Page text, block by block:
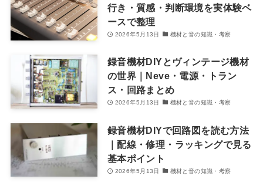
行き・質感・判断環境を実体験ベ
ースで整理
2026年5月13日 機材と音の知識・考察
録音機材DIYとヴィンテージ機材
の世界｜Neve・電源・トラン
ス・回路まとめ
2026年5月13日 機材と音の知識・考察
録音機材DIYで回路図を読む方法
｜配線・修理・ラッキングで見る
基本ポイント
2026年5月13日 機材と音の知識・考察